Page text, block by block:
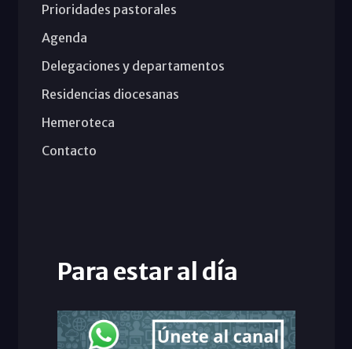
Prioridades pastorales
Agenda
Delegaciones y departamentos
Residencias diocesanas
Hemeroteca
Contacto
Para estar al día